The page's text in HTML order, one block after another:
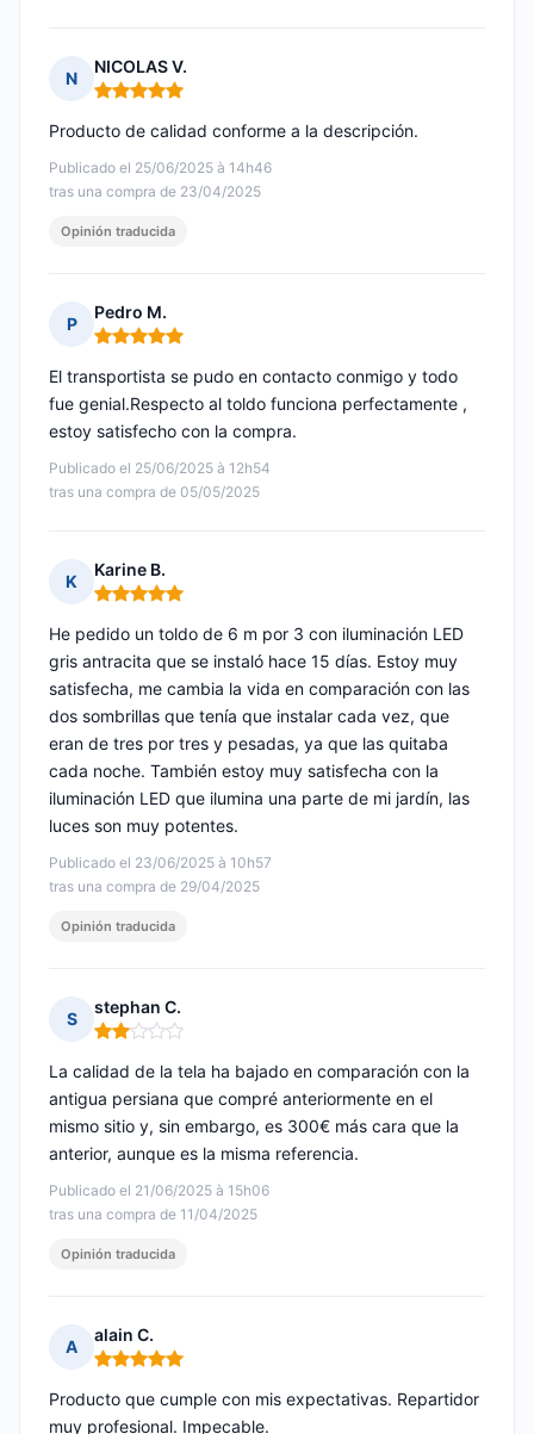
N
NICOLAS V.
Nota: 5 de 5
Publicado el 25/06/2025 à 14h46
tras una compra de 23/04/2025
Producto de calidad conforme a la descripción.
Opinión traducida
P
Pedro M.
Nota: 5 de 5
Publicado el 25/06/2025 à 12h54
tras una compra de 05/05/2025
El transportista se pudo en contacto conmigo y todo
fue genial.Respecto al toldo funciona perfectamente ,
estoy satisfecho con la compra.
K
Karine B.
Nota: 5 de 5
Publicado el 23/06/2025 à 10h57
tras una compra de 29/04/2025
He pedido un toldo de 6 m por 3 con iluminación LED
gris antracita que se instaló hace 15 días. Estoy muy
satisfecha, me cambia la vida en comparación con las
dos sombrillas que tenía que instalar cada vez, que
eran de tres por tres y pesadas, ya que las quitaba
cada noche. También estoy muy satisfecha con la
iluminación LED que ilumina una parte de mi jardín, las
luces son muy potentes.
Opinión traducida
S
stephan C.
Nota: 2 de 5
Publicado el 21/06/2025 à 15h06
tras una compra de 11/04/2025
La calidad de la tela ha bajado en comparación con la
antigua persiana que compré anteriormente en el
mismo sitio y, sin embargo, es 300€ más cara que la
anterior, aunque es la misma referencia.
Opinión traducida
A
alain C.
Nota: 5 de 5
Producto que cumple con mis expectativas. Repartidor
muy profesional. Impecable.